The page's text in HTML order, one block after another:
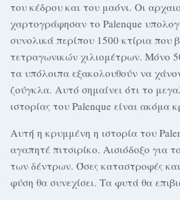
του κέδρου και του μαόνι. Οι
χαρτογράφησαν το Palenque
συνολικά περίπου 1500 κτίρια που
τετραγωνικών χιλιομέτρων. Μόνο
τα υπόλοιπα εξακολουθούν να
ζούγκλα. Αυτό σημαίνει ότι το
ιστορίας του Palenque είναι ακόμα
Αυτή η κρυμμένη η ιστορία του
αγαπητέ πιτσιρίκο. Αισιόδοξο για
των δέντρων. Όσες καταστροφές
φύση θα συνεχίσει. Τα φυτά θα